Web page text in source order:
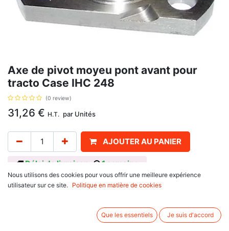
Axe de pivot moyeu pont avant pour
tracto Case IHC 248
(0 review)
31,26 € H.T. par Unités
AJOUTER AU PANIER
Délai de livraison : 1 semaine
Pour 4 roues motrices. Référence d'origine : 81305C1, 81305C2,
Informations complémentaires:
Nous utilisons des cookies pour vous offrir une meilleure expérience
utilisateur sur ce site.
Politique en matière de cookies
Que les essentiels Je suis d'accord